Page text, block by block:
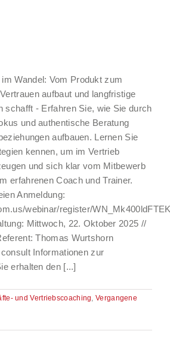
Wandel: Vom Produkt zum
aufbaut und langfristige
schafft - Erfahren Sie, wie Sie durch
und authentische Beratung
aufbauen. Lernen Sie
kennen, um im Vertrieb
und sich klar vom Mitbewerb
erfahrenen Coach und Trainer.
Anmeldung:
webinar/register/
Mittwoch, 22. Oktober 2025 //
Thomas Wurtshorn
Informationen zur
erhalten den [...]
und Vertriebscoaching,Vergangene